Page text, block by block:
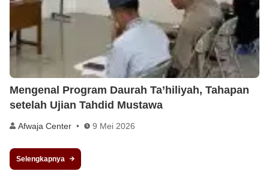
Mengenal Program Daurah Ta’hiliyah, Tahapan
setelah Ujian Tahdid Mustawa
Afwaja Center 9 Mei 2026
Selengkapnya